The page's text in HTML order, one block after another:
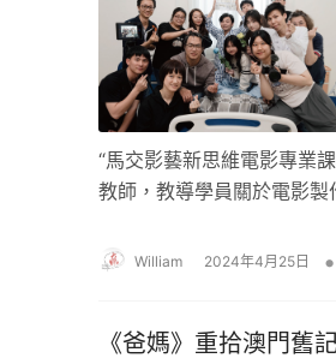
“馬交影藝新思維電影專業
教師，教導學員關於電影
William 2024年4月25日 •
《爸媽》重拾澳門舊